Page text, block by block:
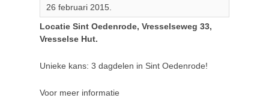
26 februari 2015.
Locatie Sint Oedenrode, Vresselseweg 33,
Vresselse Hut.
Unieke kans: 3 dagdelen in Sint Oedenrode!
Voor meer informatie